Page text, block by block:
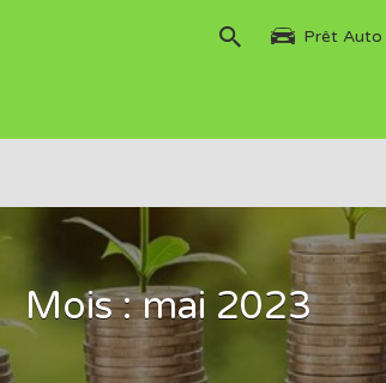
Prêt Auto
Mois :mai 2023